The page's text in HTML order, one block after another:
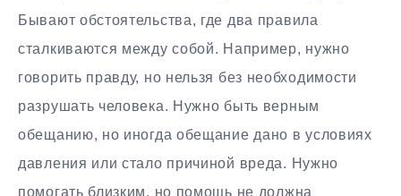
Бывают обстоятельства, где два правила
сталкиваются между собой. Например, нужно
говорить правду, но нельзя без необходимости
разрушать человека. Нужно быть верным
обещанию, но иногда обещание дано в условиях
давления или стало причиной вреда. Нужно
помогать близким, но помощь не должна